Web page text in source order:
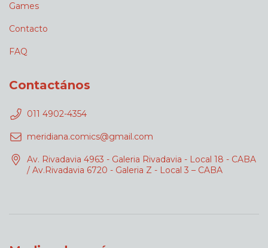
Games
Contacto
FAQ
Contactános
011 4902-4354
meridiana.comics@gmail.com
Av. Rivadavia 4963 - Galeria Rivadavia - Local 18 - CABA
/ Av.Rivadavia 6720 - Galeria Z - Local 3 – CABA